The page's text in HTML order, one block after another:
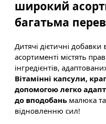
широкий
багатьма
Дитячі дієтичні
асортименті містять
інгредієнтів,
Вітамінні капсули,
допомогою легко
до вподобань малюка
відновленню сил!